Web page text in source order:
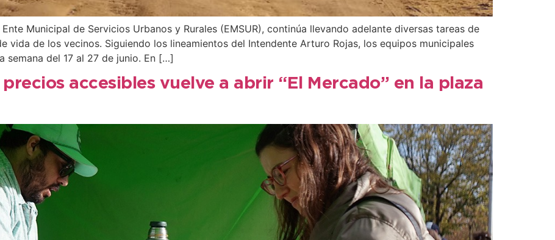
Municipal de Servicios Urbanos y Rurales (EMSUR), continúa llevando adelante diversas tareas de
vida de los vecinos. Siguiendo los lineamientos del Intendente Arturo Rojas, los equipos municipales
semana del 17 al 27 de junio. En […]
accesibles vuelve a abrir “El Mercado” en la plaza